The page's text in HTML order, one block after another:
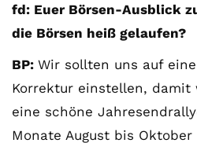
fd: Euer Börsen-Ausblick
die Börsen heiß gelaufen?
BP: Wir sollten uns auf
Korrektur einstellen, damit
eine schöne
Monate August bis